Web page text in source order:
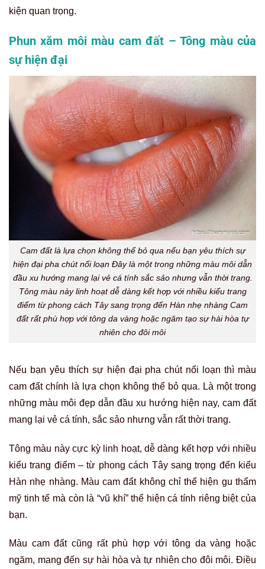
kiện quan trọng.
Phun xăm môi màu cam đất – Tông màu của
sự hiện đại
Cam đất là lựa chọn không thể bỏ qua nếu bạn yêu thích sự
hiện đại pha chút nổi loạn Đây là một trong những màu môi dẫn
đầu xu hướng mang lại vẻ cá tính sắc sảo nhưng vẫn thời trang.
Tông màu này linh hoạt dễ dàng kết hợp với nhiều kiểu trang
điểm từ phong cách Tây sang trọng đến Hàn nhẹ nhàng Cam
đất rất phù hợp với tông da vàng hoặc ngăm tạo sự hài hòa tự
nhiên cho đôi môi
Nếu bạn yêu thích sự hiện đại pha chút nổi loạn thì màu
cam đất chính là lựa chọn không thể bỏ qua. Là một trong
những màu môi đẹp dẫn đầu xu hướng hiện nay, cam đất
mang lại vẻ cá tính, sắc sảo nhưng vẫn rất thời trang.
Tông màu này cực kỳ linh hoạt, dễ dàng kết hợp với nhiều
kiểu trang điểm – từ phong cách Tây sang trọng đến kiểu
Hàn nhẹ nhàng. Màu cam đất không chỉ thể hiện gu thẩm
mỹ tinh tế mà còn là “vũ khí” thể hiện cá tính riêng biệt của
bạn.
Màu cam đất cũng rất phù hợp với tông da vàng hoặc
ngăm, mang đến sự hài hòa và tự nhiên cho đôi môi. Điều